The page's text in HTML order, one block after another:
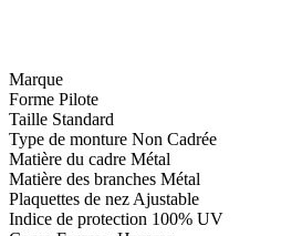
Marque
Forme Pilote
Taille Standard
Type de monture Non Cadrée
Matière du cadre Métal
Matière des branches Métal
Plaquettes de nez Ajustable
Indice de protection 100% UV